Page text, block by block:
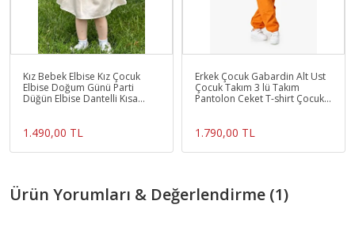
Kız Bebek Elbise Kız Çocuk
Elbise Doğum Günü Parti
Düğün Elbise Dantelli Kısa
1.490,00 TL
Erkek Çocuk Gabardin Alt Üst
Çocuk Takım 3 lü Takım
Pantolon Ceket T-shirt Çocuk
1.790,00 TL
Ürün Yorumları & Değerlendirme (1)